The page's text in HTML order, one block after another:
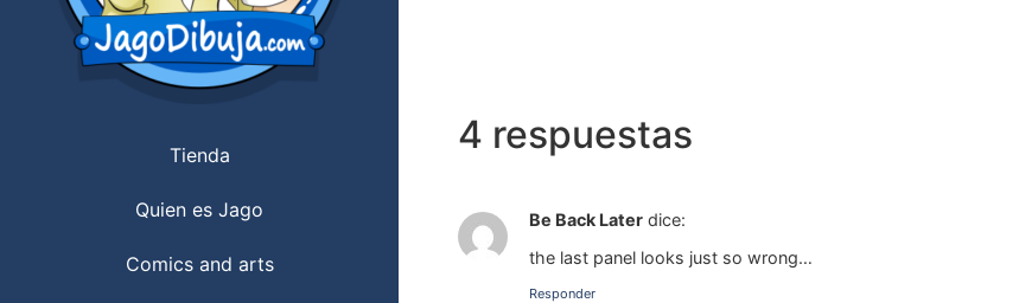
Tienda
Quien es Jago
Comics and arts
4 respuestas
Be Back Later dice:
the last panel looks just so wrong…
Responder